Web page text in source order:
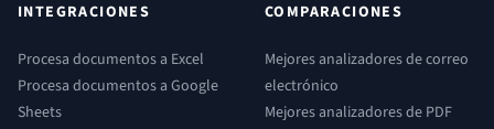
INTEGRACIONES
Procesa documentos a Excel
Procesa documentos a Google
Sheets
COMPARACIONES
Mejores analizadores de correo
electrónico
Mejores analizadores de PDF